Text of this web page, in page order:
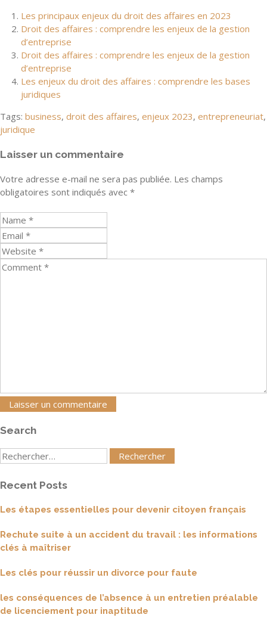
Les principaux enjeux du droit des affaires en 2023
Droit des affaires : comprendre les enjeux de la gestion
d’entreprise
Droit des affaires : comprendre les enjeux de la gestion
d’entreprise
Les enjeux du droit des affaires : comprendre les bases
juridiques
Tags: business, droit des affaires, enjeux 2023, entrepreneuriat,
juridique
Laisser un commentaire
Votre adresse e-mail ne sera pas publiée. Les champs
obligatoires sont indiqués avec *
Search
Rechercher
Recent Posts
Les étapes essentielles pour devenir citoyen français
Rechute suite à un accident du travail : les informations
clés à maîtriser
Les clés pour réussir un divorce pour faute
les conséquences de l’absence à un entretien préalable
de licenciement pour inaptitude